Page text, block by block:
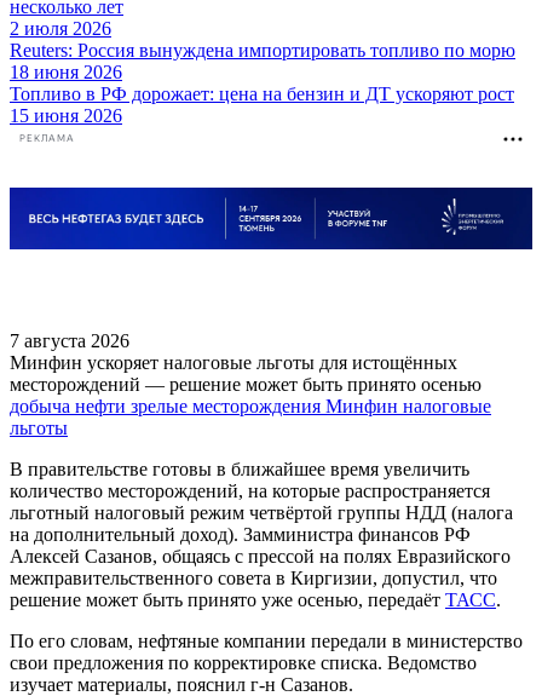
несколько лет
2 июля 2026
Reuters: Россия вынуждена импортировать топливо по морю
18 июня 2026
Топливо в РФ дорожает: цена на бензин и ДТ ускоряют рост
15 июня 2026
РЕКЛАМА
7 августа 2026
Минфин ускоряет налоговые льготы для истощённых
месторождений — решение может быть принято осенью
добыча нефти зрелые месторождения Минфин налоговые
льготы
В правительстве готовы в ближайшее время увеличить
количество месторождений, на которые распространяется
льготный налоговый режим четвёртой группы НДД (налога
на дополнительный доход). Замминистра финансов РФ
Алексей Сазанов, общаясь с прессой на полях Евразийского
межправительственного совета в Киргизии, допустил, что
решение может быть принято уже осенью, передаёт ТАСС.
По его словам, нефтяные компании передали в министерство
свои предложения по корректировке списка. Ведомство
изучает материалы, пояснил г-н Сазанов.